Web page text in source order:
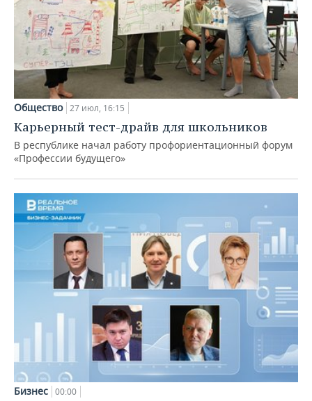
Общество 27 июл, 16:15
Карьерный тест-драйв для школьников
В республике начал работу профориентационный форум
«Профессии будущего»
Бизнес 00:00